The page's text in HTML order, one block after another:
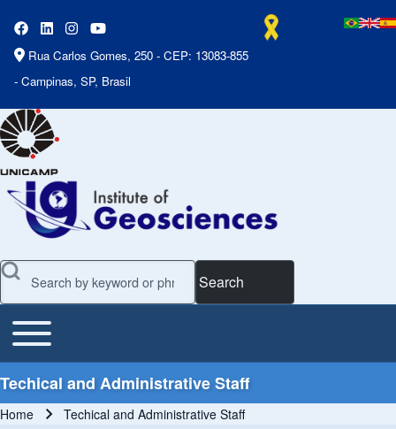
Rua Carlos Gomes, 250 - CEP: 13083-855
- Campinas, SP, Brasil
Search
Main Menu
Toggle main menu
Techical and Administrative Staff
Home Techical and Administrative Staff